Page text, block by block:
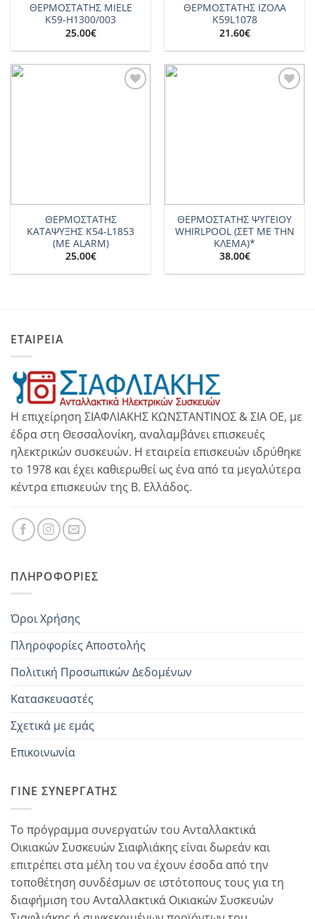
ΘΕΡΜΟΣΤΑΤΗΣ MIELE
K59-H1300/003
25.00€
ΘΕΡΜΟΣΤΑΤΗΣ ΙΖΟΛΑ
K59L1078
21.60€
ΘΕΡΜΟΣΤΑΤΗΣ
ΚΑΤΑΨΥΞΗΣ Κ54-L1853
(ME ALARM)
25.00€
ΘΕΡΜΟΣΤΑΤΗΣ ΨΥΓΕΙΟΥ
WHIRLPOOL (ΣΕΤ ΜΕ ΤΗΝ
ΚΛΕΜΑ)*
38.00€
ΕΤΑΙΡΕΙΑ
Η επιχείρηση ΣΙΑΦΛΙΑΚΗΣ ΚΩΝΣΤΑΝΤΙΝΟΣ & ΣΙΑ ΟΕ, με
έδρα στη Θεσσαλονίκη, αναλαμβάνει επισκευές
ηλεκτρικών συσκευών. Η εταιρεία επισκευών ιδρύθηκε
το 1978 και έχει καθιερωθεί ως ένα από τα μεγαλύτερα
κέντρα επισκευών της Β. Ελλάδος.
ΠΛΗΡΟΦΟΡΊΕΣ
Όροι Χρήσης
Πληροφορίες Αποστολής
Πολιτική Προσωπικών Δεδομένων
Κατασκευαστές
Σχετικά με εμάς
Επικοινωνία
ΓΊΝΕ ΣΥΝΕΡΓΆΤΗΣ
Το πρόγραμμα συνεργατών του Ανταλλακτικά
Οικιακών Συσκευών Σιαφλιάκης είναι δωρεάν και
επιτρέπει στα μέλη του να έχουν έσοδα από την
τοποθέτηση συνδέσμων σε ιστότοπους τους για τη
διαφήμιση του Ανταλλακτικά Οικιακών Συσκευών